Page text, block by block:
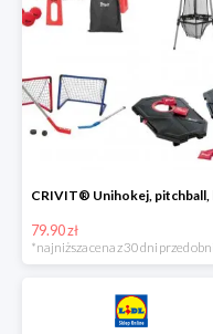
79.90 zł